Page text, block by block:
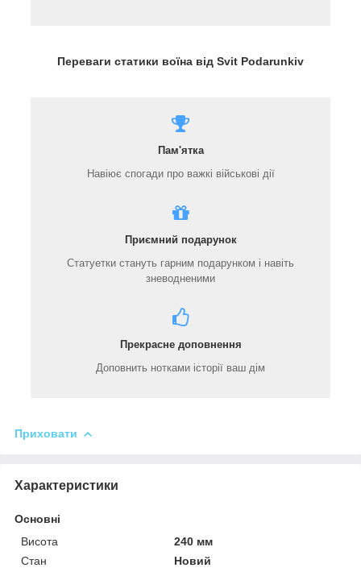
Переваги статики воїна від Svit Podarunkiv
Пам'ятка
Навіює спогади про важкі військові дії
Приємний подарунок
Статуетки стануть гарним подарунком і навіть
зневодненими
Прекрасне доповнення
Доповнить нотками історії ваш дім
Приховати
Характеристики
Основні
Висота
240 мм
Стан
Новий